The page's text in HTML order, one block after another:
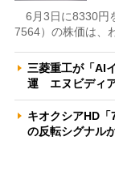
6月3日に8330円
7564）の株価は、
三菱重工が「AI
運 エヌビディ
キオクシアHD
の反転シグナ